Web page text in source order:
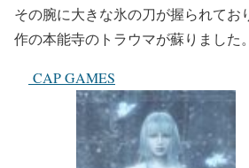
その腕に大きな氷の刀が握られてお
作の本能寺のトラウマが蘇りました。
CAP GAMES